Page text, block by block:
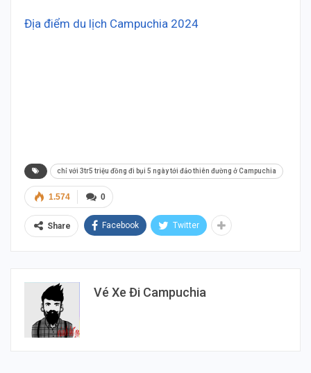
Địa điểm du lịch Campuchia 2024
chỉ với 3tr5 triệu đồng đi bụi 5 ngày tới đảo thiên đường ở Campuchia
0
1.574
Share Facebook Twitter
Vé Xe Đi Campuchia